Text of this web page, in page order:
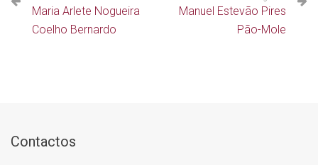
Maria Arlete Nogueira
Coelho Bernardo
Manuel Estevão Pires
Pão-Mole
Contactos